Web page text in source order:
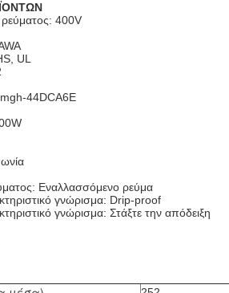
400V
UL
44DCA6E
Εναλλασσόμενο ρεύμα
γνώρισμα: Drip-proof
γνώρισμα: Στάξτε την απόδειξη